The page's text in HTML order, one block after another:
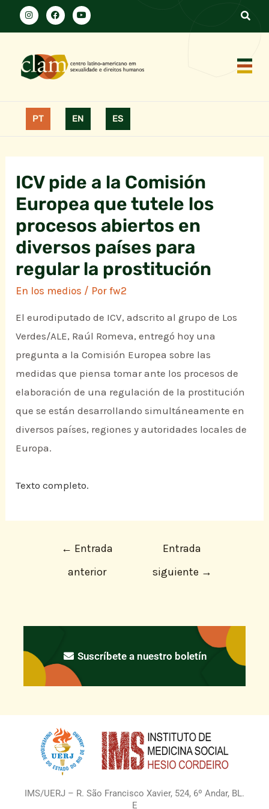
PT EN ES
ICV pide a la Comisión
Europea que tutele los
procesos abiertos en
diversos países para
regular la prostitución
En los medios / Porfw2
El eurodiputado de ICV, adscrito al grupo de Los
Verdes/ALE, Raúl Romeva, entregó hoy una
pregunta a la Comisión Europea sobre las
medidas que piensa tomar ante los procesos de
elaboración de una regulación de la prostitución
que se están desarrollando simultáneamente en
diversos países, regiones y autoridades locales de
Europa.
Texto completo.
← Entrada
anterior
Entrada
siguiente →
Suscríbete a nuestro boletín
IMS/UERJ – R. São Francisco Xavier, 524, 6º Andar, BL.
E